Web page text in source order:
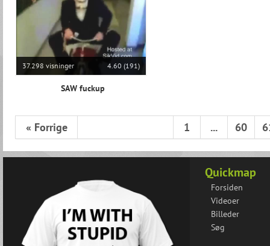
37.298 visninger 4.60 (191)
SAW fuckup
« Forrige 1 ... 60
Quickmap
Forsiden
Videoer
Billeder
Søg